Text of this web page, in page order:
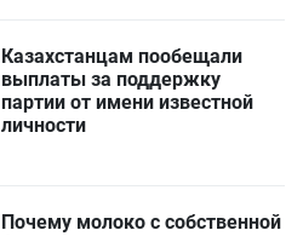
Казахстанцам пообещали
выплаты за поддержку
партии от имени известной
личности
Почему молоко с собственной